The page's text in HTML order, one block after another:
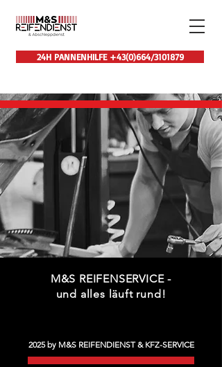
24H PANNENHILFE +43(0)664/3101879
M&S REIFENSERVICE -
und alles läuft rund!
2025 by M&S REIFENDIENST & KFZ-SERVICE